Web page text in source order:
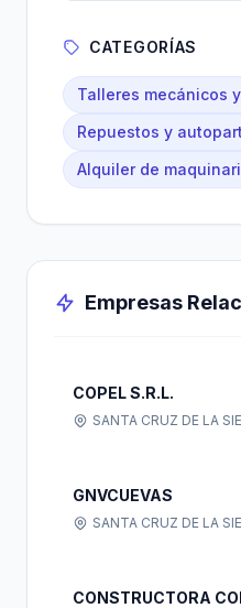
CATEGORÍAS
Talleres mecánicos
Repuestos y
Alquiler de
Empresas
COPEL S.R.L.
SANTA CRUZ DE LA
GNVCUEVAS
SANTA CRUZ DE LA
CONSTRUCTORA